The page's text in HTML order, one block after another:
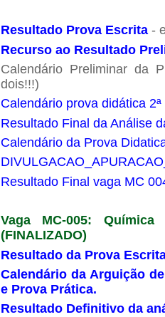
Resultado Prova Escrita -
Recurso ao Resultado
Calendário Preliminar da
dois!!!)
Calendário prova didática
Resultado Final da Análise
Calendário da Prova
Resultado Final vaga MC
Vaga MC-005:
(FINALIZADO)
Resultado da Prova
Calendário da Arguição
e Prova Prática.
Resultado Definitivo da